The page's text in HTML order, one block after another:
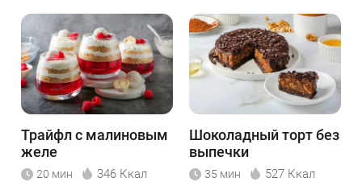
Трайфл с малиновым
желе
20 мин 346 Ккал
Шоколадный торт без
выпечки
35 мин 527 Ккал